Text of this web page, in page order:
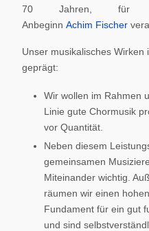
70 Jahren, für
Anbeginn Achim Fischer
Unser musikalisches
geprägt:
Wir wollen im Rahmen
Linie gute Chormusik
vor Quantität.
Neben diesem
gemeinsamen
Miteinander wichtig.
räumen wir einen
Fundament für ein gut
und sind